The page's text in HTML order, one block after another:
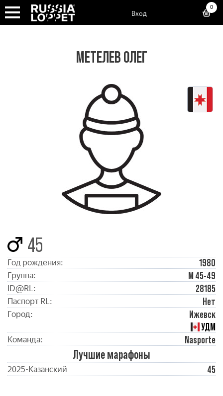
Вход
0
МЕТЕЛЕВ ОЛЕГ
45
Год рождения: 1980
Группа: М 45-49
ID@RL: 28185
Паспорт RL: Нет
Город:
Ижевск
УДМ
Команда: Nasporte
Лучшие марафоны
2025-Казанский 45